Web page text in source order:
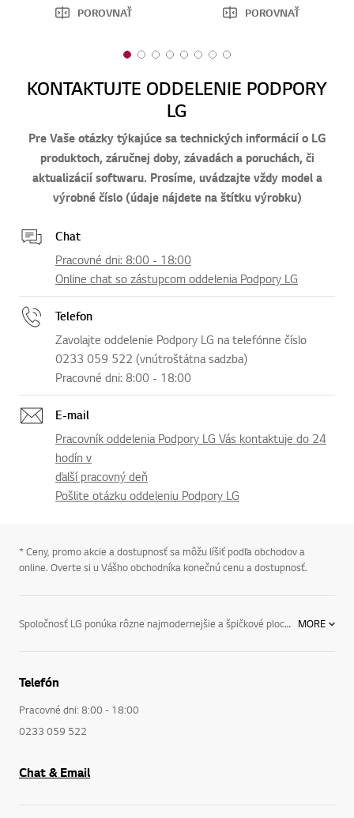
POROVNAŤ POROVNAŤ
1
o
f
2
o
f
3
o
f
4
o
f
8
5
o
f
8
6
o
f
7
o
f
8
o
f
KONTAKTUJTE ODDELENIE PODPORY
LG
Pre Vaše otázky týkajúce sa technických informácií o LG
produktoch, záručnej doby, závadách a poruchách, či
aktualizácií softwaru. Prosíme, uvádzajte vždy model a
výrobné číslo (údaje nájdete na štítku výrobku)
Chat
Pracovné dni: 8:00 - 18:00
Online chat so zástupcom oddelenia Podpory LG
Telefon
Zavolajte oddelenie Podpory LG na telefónne číslo
0233 059 522 (vnútroštátna sadzba)
Pracovné dni: 8:00 - 18:00
E-mail
Pracovník oddelenia Podpory LG Vás kontaktuje do 24
hodín v
ďalší pracovný deň
Pošlite otázku oddeleniu Podpory LG
* Ceny, promo akcie a dostupnosť sa môžu líšiť podľa obchodov a
online. Overte si u Vášho obchodníka konečnú cenu a dostupnosť.
Spoločnosť LG ponúka rôzne najmodernejšie a špičkové ploché televízory, ktoré splnia všetky vaše potreby, vrátane nasledujúcich typov:Televízory LED: Ich prednosťami je plynulejší a čistejší obraz, ako aj minimalistický štíhly dizajn. Tento energeticky efektívny televízor používa LED podsvietenie na vytváranie jasnejšieho a živšieho obrazu.Televízory OLED: Tieto modely sú navrhnuté na zobrazovanie autentických farieb a bohatšieho obrazu. Objavte obrazovku, ktorú môžete sledovať prakticky z každého uhla.Televízory OLED 4K: Tieto modely ponúkajú neuveriteľné detaily vďaka ultra-vysokému rozlíšeniu od spoločnosti LG, ktoré je štvornásobne vyššie ako v televízoroch Full HD. S televízorom OLED 4K od spoločnosti LG sa úplne ponoríte do akcie na obrazovke.Televízory Smart TV: Rad televízorov Smart TV od spoločnosti LG vám umožní robiť všetko, čo chcete. Od filmov a hudbu až po hry, videá a ešte omnoho viac – televízory Smart TV od spoločnosti LG prinášajú všetky funkcie, ktoré chcete, v jedinom zariadení. Systém webOS 3.0 v televízoroch Smart TV od spoločnosti LG je navrhnutý na intuitívne používanie a zážitok, ktorý je jednoduchší a zábavnejší. Môžete sa preto uvoľniť a sledovať, ako bude vďaka systému webOS 3.0 zážitok zo sledovania televízie ešte lepší ako predtým.Televízory 3D: Funkcia konverzie z 2D do 3D od spoločnosti LG vám umožní premeniť takmer akýkoľvek seriál, film alebo športovú udalosť na podmanivý 3D zážitok.Spoločnosť LG určite ponúka plochý televízor, ktorý splní vaše potreby v oblasti zábavy. Vychutnajte si úplne nový zážitok zo sledovania obľúbených televíznych seriálov, filmov a prehrávania hudby vďaka inovatívnym technológiám od spoločnosti LG vrátane obrazoviek 4K UHD, OLED 4K a LED. Nájdete v nich najmodernejšiu technológiu, ktorá spoľahlivo splní vaše očakávania v oblasti spoľahlivosti. Zistite viac o našej kolekcii plochých televízorov, ako aj o bezdrôtových reproduktoroch, systémoch Sound Bar a SoundPlate od spoločnosti LG. MORE
Telefón
Pracovné dni: 8:00 - 18:00
0233 059 522
Chat & Email